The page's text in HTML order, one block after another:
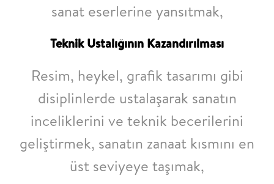
sanat eserlerine yansıtmak,
Teknik Ustalığının Kazandırılması
Resim, heykel, grafik tasarımı gibi
disiplinlerde ustalaşarak sanatın
inceliklerini ve teknik becerilerini
geliştirmek, sanatın zanaat kısmını en
üst seviyeye taşımak,